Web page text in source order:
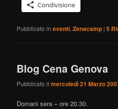
Condivisione
Pubblicato in eventi,Zenacamp |5
Blog Cena Genova
Pubblicato ilmercoledì 21 Marzo
Domani sera – ore 20.30.